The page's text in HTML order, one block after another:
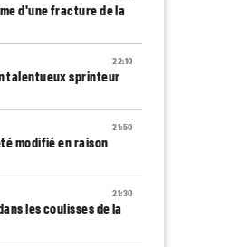
d'une fracture de la
22:10
talentueux sprinteur
21:50
modifié en raison
21:30
les coulisses de la